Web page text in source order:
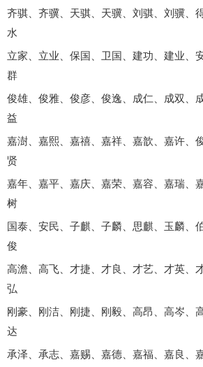
齐骐、齐骥、天骐、天骥、刘骐、刘骥、
水
立家、立业、保国、卫国、建功、建业、
群
俊雄、俊雅、俊彦、俊逸、成仁、成双、
益
嘉澍、嘉熙、嘉禧、嘉祥、嘉歆、嘉许、
贤
嘉年、嘉平、嘉庆、嘉荣、嘉容、嘉瑞、
树
国泰、安民、子麒、子麟、思麒、玉麟、
俊
高澹、高飞、才捷、才良、才艺、才英、
弘
刚豪、刚洁、刚捷、刚毅、高昂、高岑、
达
承泽、承志、嘉赐、嘉德、嘉福、嘉良、